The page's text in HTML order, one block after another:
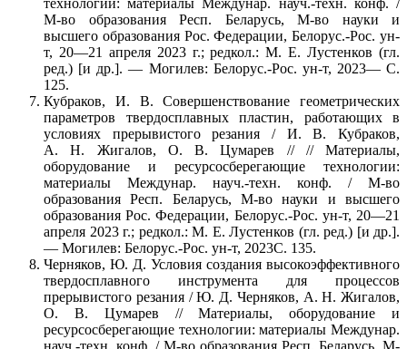
М-во образования Респ. Беларусь, М-во науки и
высшего образования Рос. Федерации, Белорус.-Рос. ун-
т, 20—21 апреля 2023 г.; редкол.: М. Е. Лустенков (гл.
ред.) [и др.]. — Могилев: Белорус.-Рос. ун-т, 2023— С.
125.
Кубраков, И. В. Совершенствование геометрических
параметров твердосплавных пластин, работающих в
условиях прерывистого резания / И. В. Кубраков,
А. Н. Жигалов, О. В. Цумарев // // Материалы,
оборудование и ресурсосберегающие технологии:
материалы Междунар. науч.-техн. конф. / М-во
образования Респ. Беларусь, М-во науки и высшего
образования Рос. Федерации, Белорус.-Рос. ун-т, 20—21
апреля 2023 г.; редкол.: М. Е. Лустенков (гл. ред.) [и др.].
— Могилев: Белорус.-Рос. ун-т, 2023С. 135.
Черняков, Ю. Д. Условия создания высокоэффективного
твердосплавного инструмента для процессов
прерывистого резания / Ю. Д. Черняков, А. Н. Жигалов,
О. В. Цумарев // Материалы, оборудование и
ресурсосберегающие технологии: материалы Междунар.
науч.-техн. конф. / М-во образования Респ. Беларусь, М-